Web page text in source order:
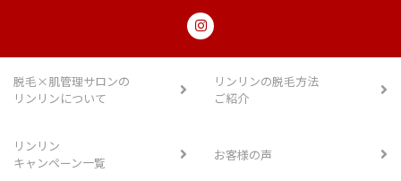
脱毛×肌管理サロンの
リンリンについて
リンリンの脱毛方法
ご紹介
リンリン
キャンペーン一覧
お客様の声